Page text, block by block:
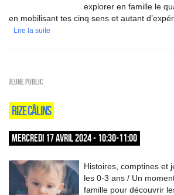
explorer en famille le
en mobilisant tes cinq sens et autant
Lire la suite
Jeune public
RIZE CÂLINS
MERCREDI 17 AVRIL 2024 - 10:30-11:00
Histoires, comptines et
les 0-3 ans / Un
famille pour découvrir